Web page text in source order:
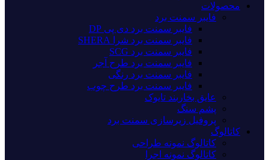
محصولات
فایبر سمنت برد
فایبر سمنت برد دی پی DP
فایبر سمنت برد شرا SHERA
فایبر سمنت برد SCG
فایبر سمنت برد طرح آجر
فایبر سمنت برد رنگی
فایبر سمنت برد طرح چوب
عایق بخاربند تایوک
پشم سنگ
پروفیل زیرسازی سمنت برد
کاتالوگ
کاتالوگ نمونه طراحی
کاتالوگ نمونه اجرا